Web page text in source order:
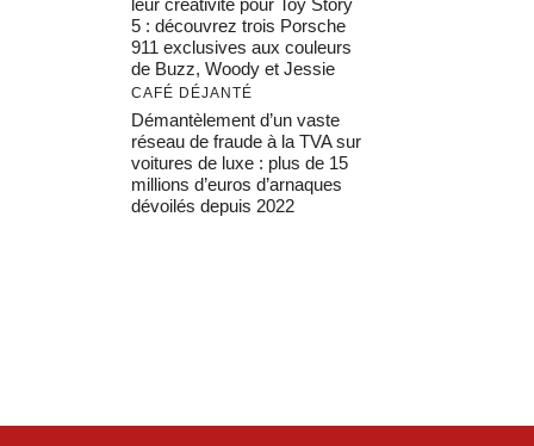
leur créativité pour Toy Story
5 : découvrez trois Porsche
911 exclusives aux couleurs
de Buzz, Woody et Jessie
CAFÉ DÉJANTÉ
Démantèlement d’un vaste
réseau de fraude à la TVA sur
voitures de luxe : plus de 15
millions d’euros d’arnaques
dévoilés depuis 2022